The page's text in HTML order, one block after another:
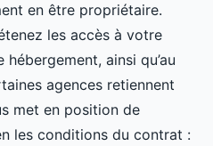
en être propriétaire.
les accès à votre
ainsi qu’au
agences retiennent
met en position de
les conditions du contrat :